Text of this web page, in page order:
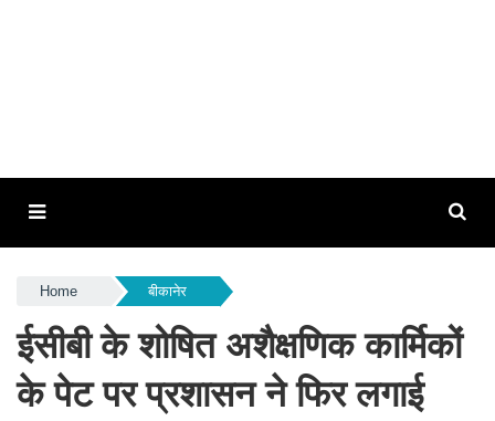
Home बीकानेर
ईसीबी के शोषित अशैक्षणिक कार्मिकों
के पेट पर प्रशासन ने फिर लगाई